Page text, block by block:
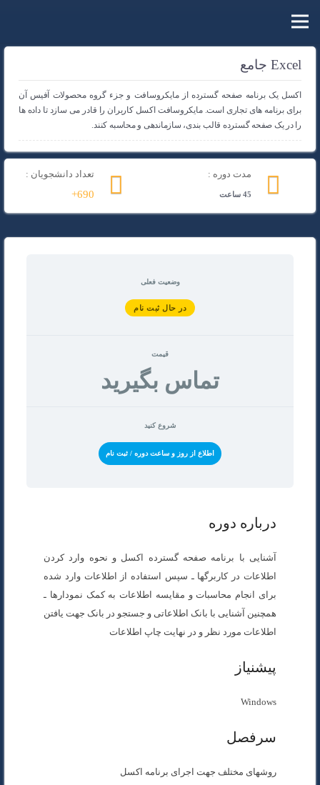
Excel جامع
اکسل یک برنامه صفحه گسترده از مایکروسافت و جزء گروه محصولات آفیس آن
برای برنامه های تجاری است. مایکروسافت اکسل کاربران را قادر می سازد تا داده ها
را در یک صفحه گسترده قالب بندی، سازماندهی و محاسبه کنند.
مدت دوره :
45 ساعت
تعداد دانشجویان :
690+
وضعیت فعلی
در حال ثبت نام
قیمت
تماس بگیرید
شروع کنید
اطلاع از روز و ساعت دوره / ثبت نام
درباره دوره
آشنایی با برنامه صفحه گسترده اکسل و نحوه وارد کردن
اطلاعات در کاربرگها ـ سپس استفاده از اطلاعات وارد شده
برای انجام محاسبات و مقایسه اطلاعات به کمک نمودارها ـ
همچنین آشنایی با بانک اطلاعاتی و جستجو در بانک جهت یافتن
اطلاعات مورد نظر و در نهایت چاپ اطلاعات
پیشنیاز
Windows
سرفصل
روشهای مختلف جهت اجرای برنامه اکسل